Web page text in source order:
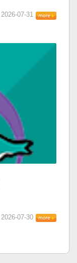
2026-07-31
2026-07-30